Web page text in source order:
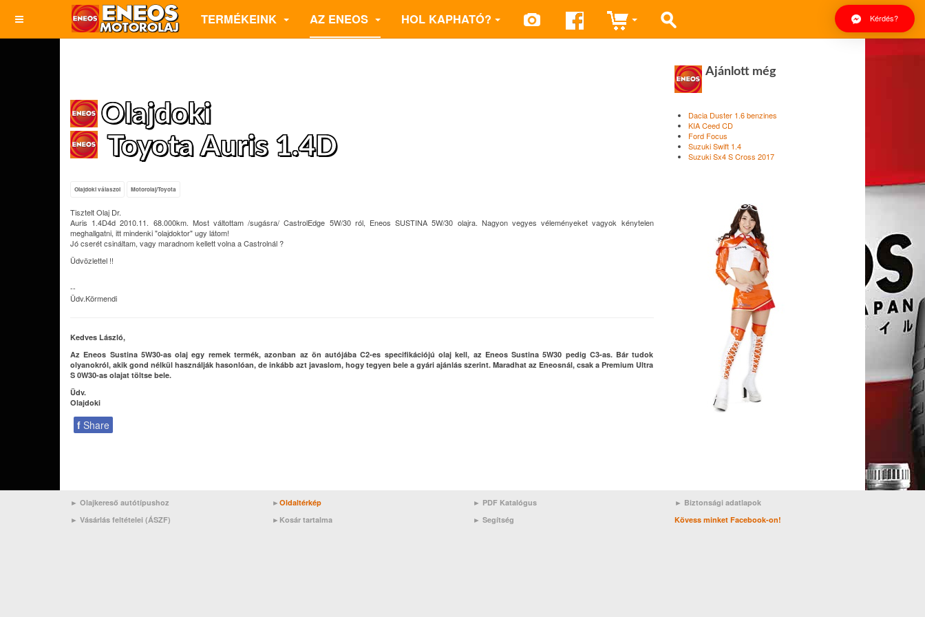
Kérdés?
TERMÉKEINK AZ ENEOS HOL KAPHATÓ?
Olajdoki
Toyota Auris 1.4D
Olajdoki válaszol Motorolaj/Toyota
Tisztelt Olaj Dr.
Auris 1.4D4d 2010.11. 68.000km. Most váltottam /sugásra/ CastrolEdge 5W/30 ról, Eneos SUSTINA 5W/30 olajra. Nagyon vegyes véleményeket vagyok kénytelen
meghallgatni, itt mindenki "olajdoktor" ugy látom!
Jó cserét csináltam, vagy maradnom kellett volna a Castrolnál ?
Üdvözlettel !!
--
Üdv.Körmendi
Kedves László,
Az Eneos Sustina 5W30-as olaj egy remek termék, azonban az ön autójába C2-es specifikációjú olaj kell, az Eneos Sustina 5W30 pedig C3-as. Bár tudok
olyanokról, akik gond nélkül használják hasonlóan, de inkább azt javaslom, hogy tegyen bele a gyári ajánlás szerint. Maradhat az Eneosnál, csak a Premium Ultra
S 0W30-as olajat töltse bele.
Üdv.
Olajdoki
f Share
Ajánlott még
Dacia Duster 1.6 benzines
KIA Ceed CD
Ford Focus
Suzuki Swift 1.4
Suzuki Sx4 S Cross 2017
► Olajkereső autótípushoz
► Vásárlás feltételei (ÁSZF)
► Oldaltérkép
► Kosár tartalma
► PDF Katalógus
► Segítség
► Biztonsági adatlapok
Kövess minket Facebook-on!